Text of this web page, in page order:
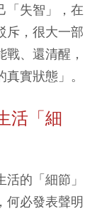
「失智」，在
斥，很大一部
、還清醒，
實狀態」。
活「細
的「細節」
何必發表聲明